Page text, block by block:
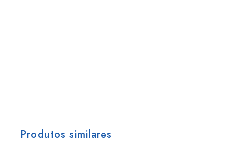
Produtos similares